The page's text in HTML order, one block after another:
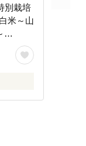
米～山
精
九州
令和8年